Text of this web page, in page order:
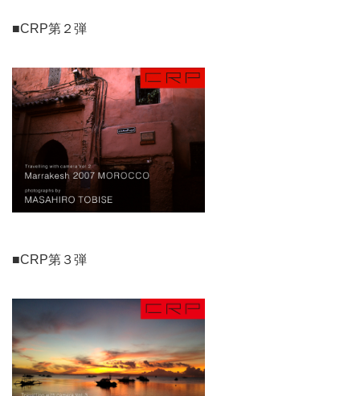
■CRP第２弾
■CRP第３弾